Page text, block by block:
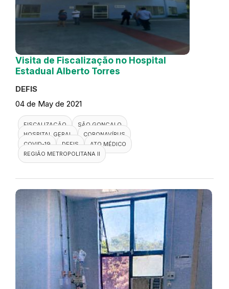
Visita de Fiscalização no Hospital
Estadual Alberto Torres
DEFIS
04 de May de 2021
FISCALIZAÇÃO
SÃO GONÇALO
HOSPITAL GERAL
CORONAVÍRUS
COVID-19
DEFIS
ATO MÉDICO
REGIÃO METROPOLITANA II